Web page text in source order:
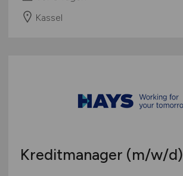
Kassel
Kreditmanager (m/w/d)